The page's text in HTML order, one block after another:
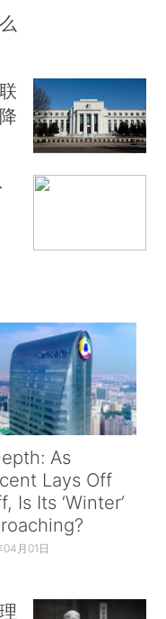
As
Lays Off
Is Its ‘Winter’
04月01日